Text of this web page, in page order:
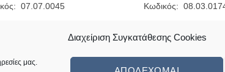
Διαχείριση Συγκατάθεσης Cookies
μας.
07.07.0045
Κωδικός: